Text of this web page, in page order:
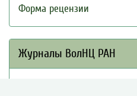
Форма рецензии
Журналы ВолНЦ РАН